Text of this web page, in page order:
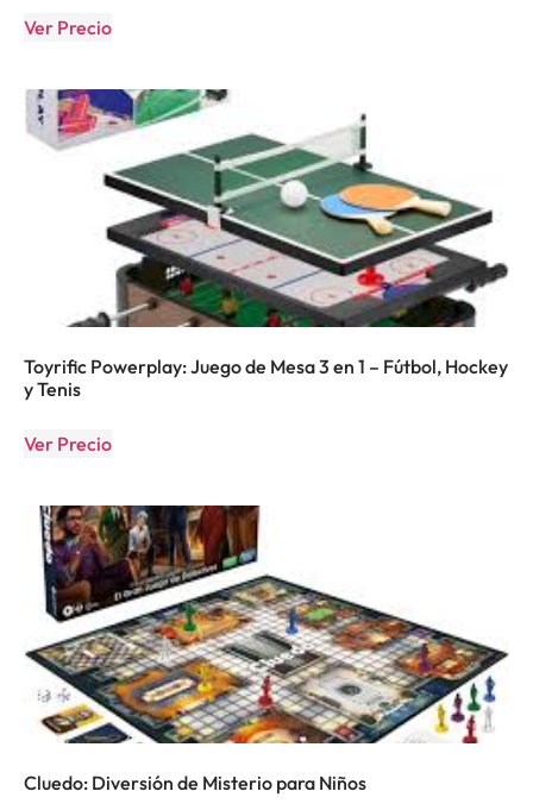
Ver Precio
Toyrific Powerplay: Juego de Mesa 3 en 1 – Fútbol, Hockey
y Tenis
Ver Precio
Cluedo: Diversión de Misterio para Niños